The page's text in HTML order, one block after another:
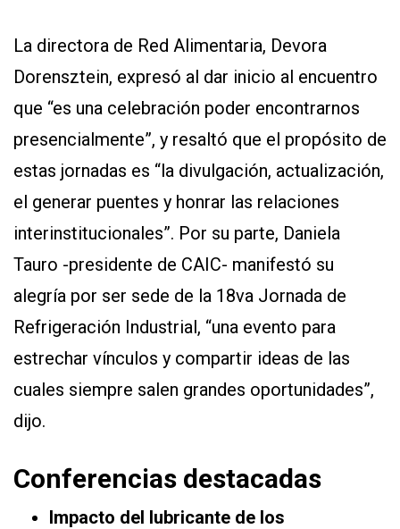
La directora de Red Alimentaria, Devora
Dorensztein, expresó al dar inicio al encuentro
que “es una celebración poder encontrarnos
presencialmente”, y resaltó que el propósito de
estas jornadas es “la divulgación, actualización,
el generar puentes y honrar las relaciones
interinstitucionales”. Por su parte, Daniela
Tauro -presidente de CAIC- manifestó su
alegría por ser sede de la 18va Jornada de
Refrigeración Industrial, “una evento para
estrechar vínculos y compartir ideas de las
cuales siempre salen grandes oportunidades”,
dijo.
Conferencias destacadas
Impacto del lubricante de los